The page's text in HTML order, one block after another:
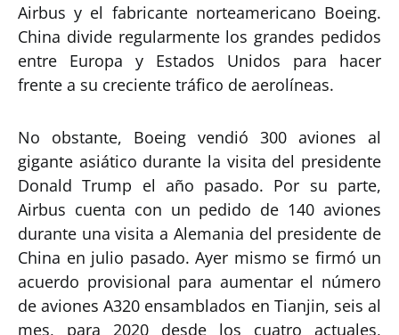
Airbus y el fabricante norteamericano Boeing.
China divide regularmente los grandes pedidos
entre Europa y Estados Unidos para hacer
frente a su creciente tráfico de aerolíneas.
No obstante, Boeing vendió 300 aviones al
gigante asiático durante la visita del presidente
Donald Trump el año pasado. Por su parte,
Airbus cuenta con un pedido de 140 aviones
durante una visita a Alemania del presidente de
China en julio pasado. Ayer mismo se firmó un
acuerdo provisional para aumentar el número
de aviones A320 ensamblados en Tianjin, seis al
mes, para 2020 desde los cuatro actuales,